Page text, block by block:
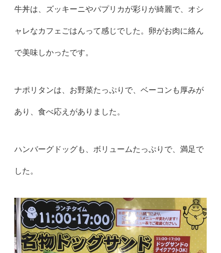
牛丼は、ズッキーニやパプリカが彩りが綺麗で、オシ
ャレなカフェごはんって感じでした。卵がお肉に絡ん
で美味しかったです。
ナポリタンは、お野菜たっぷりで、ベーコンも厚みが
あり、食べ応えがありました。
ハンバーグドッグも、ボリュームたっぷりで、満足で
した。